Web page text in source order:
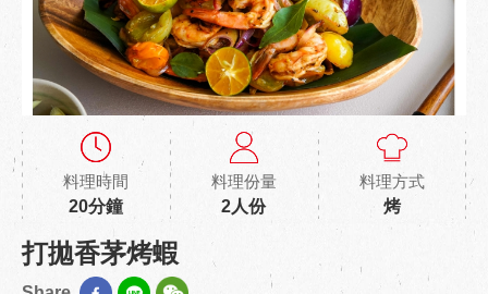
料理時間
20分鐘
料理份量
2人份
料理方式
烤
打拋香茅烤蝦